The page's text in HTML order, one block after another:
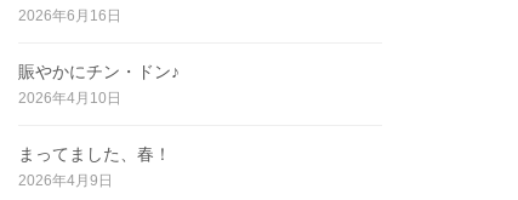
2026年6月16日
賑やかにチン・ドン♪
2026年4月10日
まってました、春！
2026年4月9日